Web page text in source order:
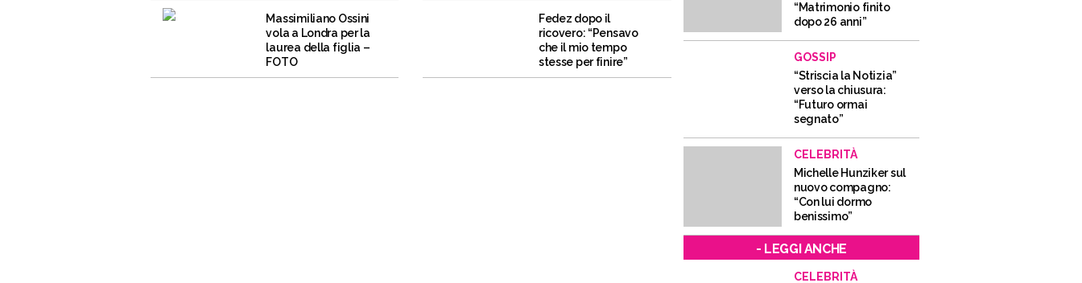
Massimiliano Ossini
vola a Londra per la
laurea della figlia –
FOTO
Fedez dopo il
ricovero: “Pensavo
che il mio tempo
stesse per finire”
“Matrimonio finito
dopo 26 anni”
GOSSIP
“Striscia la Notizia”
verso la chiusura:
“Futuro ormai
segnato”
CELEBRITÀ
Michelle Hunziker sul
nuovo compagno:
“Con lui dormo
benissimo”
- LEGGI ANCHE
CELEBRITÀ